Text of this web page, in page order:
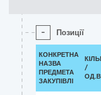
- Позиції
КОНКРЕТНА
НАЗВА
ПРЕДМЕТА
ЗАКУПІВЛІ
/